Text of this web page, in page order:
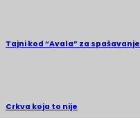
Tajni kod “Avala” za spašavanje
Crkva koja to nije